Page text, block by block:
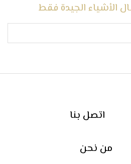
الأشياء الجيدة فقط
اتصل بنا
من نحن